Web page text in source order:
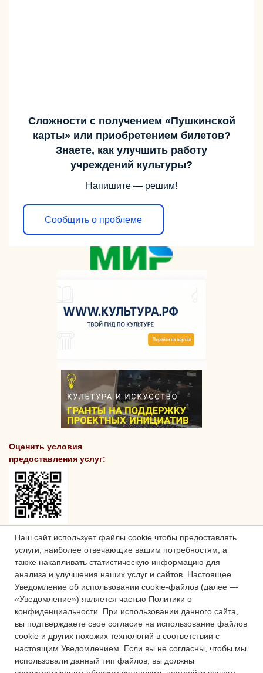
Наш сайт использует файлы cookie чтобы предоставлять
услуги, наиболее отвечающие вашим потребностям, а
также накапливать статистическую информацию для
анализа и улучшения наших услуг и сайтов. Настоящее
Уведомление об использовании cookie-файлов (далее —
«Уведомление») является частью Политики о
конфиденциальности.
При использовании данного сайта,
вы подтверждаете свое согласие на использование файлов
cookie и других похожих технологий в соответствии с
настоящим Уведомлением.
Если вы не согласны, чтобы мы
использовали данный тип файлов, вы должны
Сложности с получением «Пушкинской
карты» или приобретением билетов?
Знаете, как улучшить работу
учреждений культуры?
Напишите — решим!
Сообщить о проблеме
Оценить условия
предоставления услуг: